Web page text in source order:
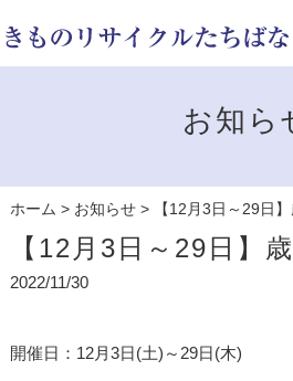
お知ら
ホーム > お知らせ> 【12月3日～29日
【12月3日～29日】
2022/11/30
開催日：12月3日(土)～29日(木)